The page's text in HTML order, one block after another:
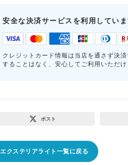
安全な決済サービスを利用してい
クレジットカード情報は当店を通さず決
することはなく、安心してご利用いただけ
ポスト
エクステリアライト一覧に戻る